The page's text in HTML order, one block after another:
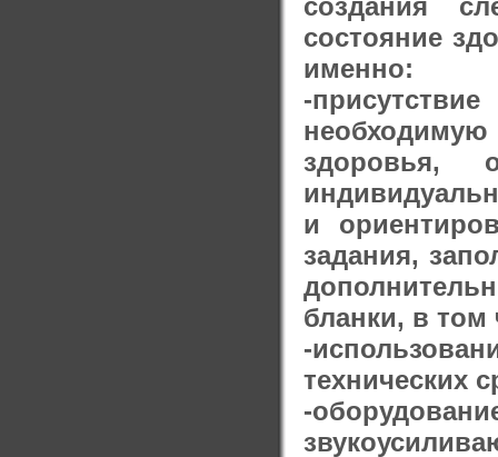
состояние
именно:
-
здоровья,
и
задания,
бланки, в
-
технических
-